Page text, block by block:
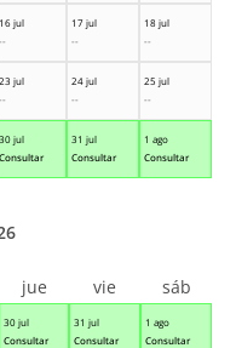
16 jul
--
17 jul
--
18 jul
--
23 jul
--
24 jul
--
25 jul
--
30 jul
Consultar
31 jul
Consultar
1 ago
Consultar
30 jul
Consultar
31 jul
Consultar
1 ago
Consultar
jue vie sáb